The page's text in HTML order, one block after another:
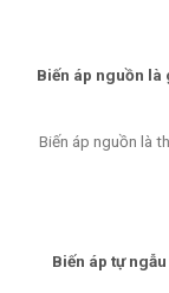
Biến áp nguồn là
Biến áp nguồn là
Biến áp tự